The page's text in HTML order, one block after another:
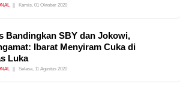
Kamis, 01 Oktober 2020
Bandingkan SBY dan Jokowi,
Ibarat Menyiram Cuka di
Luka
Selasa, 11 Agustus 2020